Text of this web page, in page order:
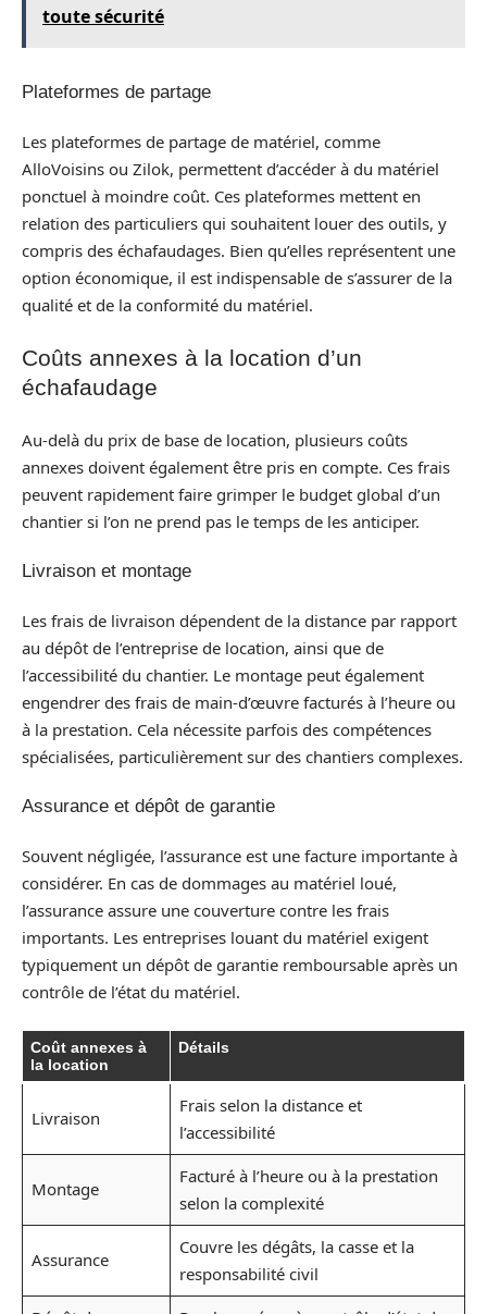
toute sécurité
Plateformes de partage
Les plateformes de partage de matériel, comme
AlloVoisins ou Zilok, permettent d’accéder à du matériel
ponctuel à moindre coût. Ces plateformes mettent en
relation des particuliers qui souhaitent louer des outils, y
compris des échafaudages. Bien qu’elles représentent une
option économique, il est indispensable de s’assurer de la
qualité et de la conformité du matériel.
Coûts annexes à la location d’un
échafaudage
Au-delà du prix de base de location, plusieurs coûts
annexes doivent également être pris en compte. Ces frais
peuvent rapidement faire grimper le budget global d’un
chantier si l’on ne prend pas le temps de les anticiper.
Livraison et montage
Les frais de livraison dépendent de la distance par rapport
au dépôt de l’entreprise de location, ainsi que de
l’accessibilité du chantier. Le montage peut également
engendrer des frais de main-d’œuvre facturés à l’heure ou
à la prestation. Cela nécessite parfois des compétences
spécialisées, particulièrement sur des chantiers complexes.
Assurance et dépôt de garantie
Souvent négligée, l’assurance est une facture importante à
considérer. En cas de dommages au matériel loué,
l’assurance assure une couverture contre les frais
importants. Les entreprises louant du matériel exigent
typiquement un dépôt de garantie remboursable après un
contrôle de l’état du matériel.
Coût annexes à
la location
Détails
Livraison
Frais selon la distance et
l’accessibilité
Montage
Facturé à l’heure ou à la prestation
selon la complexité
Assurance
Couvre les dégâts, la casse et la
responsabilité civil